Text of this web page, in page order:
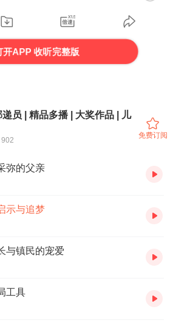
开APP 收听完整版
员 | 精品多播 | 大奖作品 | 儿
902
免费订阅
弥的父亲
示与追梦
与镇民的宠爱
工具